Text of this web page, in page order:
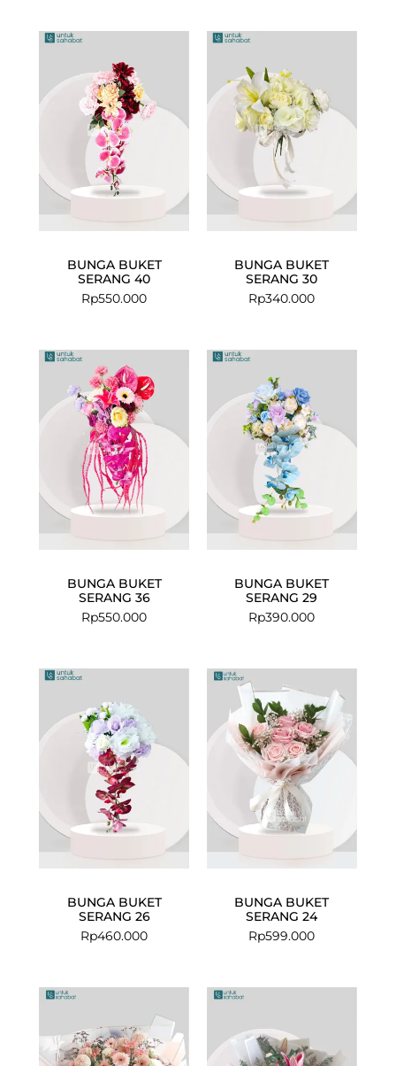
BUNGA BUKET
SERANG 40
Rp550.000
BUNGA BUKET
SERANG 30
Rp340.000
BUNGA BUKET
SERANG 36
Rp550.000
BUNGA BUKET
SERANG 29
Rp390.000
BUNGA BUKET
SERANG 26
Rp460.000
BUNGA BUKET
SERANG 24
Rp599.000